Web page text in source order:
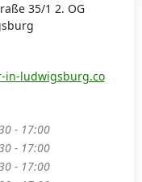
35/1 2. OG
in-ludwigsburg.co
- 17:00
- 17:00
- 17:00